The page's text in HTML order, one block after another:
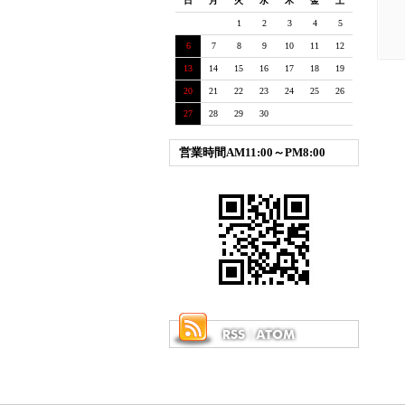
1 2 3 4 5
6 7 8 9 10 11 12
13 14 15 16 17 18 19
20 21 22 23 24 25 26
27 28 29 30
営業時間AM11:00～PM8:00